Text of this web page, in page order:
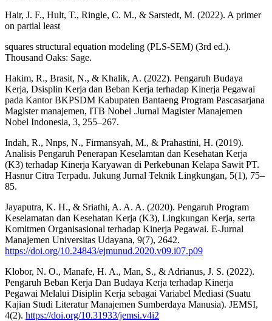
Hair, J. F., Hult, T., Ringle, C. M., & Sarstedt, M. (2022). A primer
on partial least
squares structural equation modeling (PLS-SEM) (3rd ed.).
Thousand Oaks: Sage.
Hakim, R., Brasit, N., & Khalik, A. (2022). Pengaruh Budaya
Kerja, Dsisplin Kerja dan Beban Kerja terhadap Kinerja Pegawai
pada Kantor BKPSDM Kabupaten Bantaeng Program Pascasarjana
Magister manajemen, ITB Nobel .Jurnal Magister Manajemen
Nobel Indonesia, 3, 255–267.
Indah, R., Nnps, N., Firmansyah, M., & Prahastini, H. (2019).
Analisis Pengaruh Penerapan Keselamtan dan Kesehatan Kerja
(K3) terhadap Kinerja Karyawan di Perkebunan Kelapa Sawit PT.
Hasnur Citra Terpadu. Jukung Jurnal Teknik Lingkungan, 5(1), 75–
85.
Jayaputra, K. H., & Sriathi, A. A. A. (2020). Pengaruh Program
Keselamatan dan Kesehatan Kerja (K3), Lingkungan Kerja, serta
Komitmen Organisasional terhadap Kinerja Pegawai. E-Jurnal
Manajemen Universitas Udayana, 9(7), 2642.
https://doi.org/10.24843/ejmunud.2020.v09.i07.p09
Klobor, N. O., Manafe, H. A., Man, S., & Adrianus, J. S. (2022).
Pengaruh Beban Kerja Dan Budaya Kerja terhadap Kinerja
Pegawai Melalui Disiplin Kerja sebagai Variabel Mediasi (Suatu
Kajian Studi Literatur Manajemen Sumberdaya Manusia). JEMSI,
4(2). https://doi.org/10.31933/jemsi.v4i2